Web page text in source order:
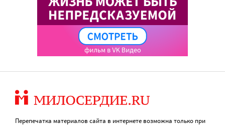
Перепечатка материалов сайта в интернете возможна только при